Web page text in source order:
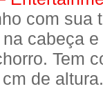
com sua
cabeça
Tem
de altura.